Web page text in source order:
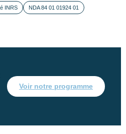
INRS NDA 84 01 01924 01
Voir notre programme